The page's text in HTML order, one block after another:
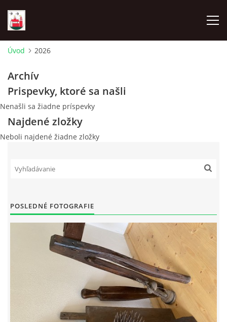
NAŠA OBEC
OBECNÝ ÚRAD
ZÁKLADNÁ ŠKOLA KOSTOLNÉ
FIRMY A SLUŽBY
ŽIVOT V OBCI
SMÚTOČNÉ OZNÁMENIA
Úvod 2026
Archív
Prispevky, ktoré sa našli
Nenašli sa žiadne príspevky
Najdené zložky
Neboli najdené žiadne zložky
POSLEDNÉ FOTOGRAFIE